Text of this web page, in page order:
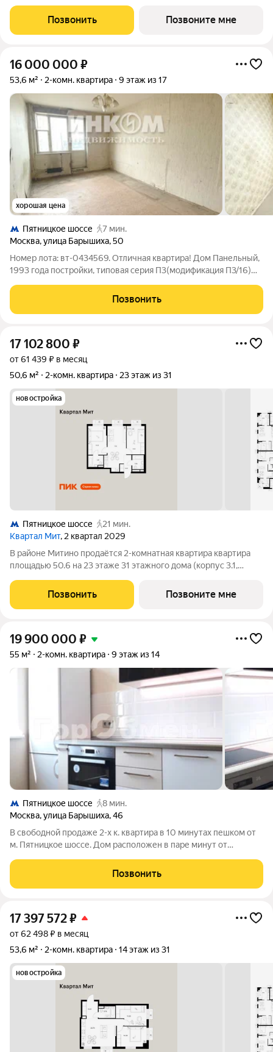
минут пешком до станции метро «Пятницкое шоссе». 8 минут
на автомобиле до
Позвонить Позвоните мне
16 000 000 ₽
53,6 м² 2-комн. квартира 9 этаж из 17
хорошая цена
Пятницкое шоссе
7 мин.
Москва,улица Барышиха,50
Номер лота: вт-0434569. Отличная квартира! Дом Панельный,
1993 года постройки, типовая серия П3(модификация П3/16)
метро Пятницкое шоссе.. Во дворе детский сад, школа,
фитнесс центры,
Позвонить
17 102 800 ₽
от 61 439 ₽ в месяц
50,6 м²
2-комн. квартира 23 этаж из 31
новостройка
Пятницкое шоссе
21 мин.
Квартал Мит, 2 квартал 2029
В районе Митино продаётся 2-комнатная квартира квартира
площадью 50.6 на 23 этаже 31 этажного дома (корпус 3.1,
расположение 20 минут пешком до станции метро
«Пятницкое шоссе». 8 минут на автомобиле до
Позвонить Позвоните мне
19 900 000 ₽
55 м² 2-комн. квартира 9 этаж из 14
Пятницкое шоссе
8 мин.
Москва,улица Барышиха,46
В свободной продаже 2-х к. квартира в 10 минутах пешком от
м. Пятницкое шоссе. Дом расположен в паре минут от
проведения досуга, занятия спортом. В квартире сделан
хороший ремонт, имеется вся
Позвонить
17 397 572₽
от 62 498 ₽ в месяц
53,6 м²
2-комн. квартира 14 этаж из 31
новостройка